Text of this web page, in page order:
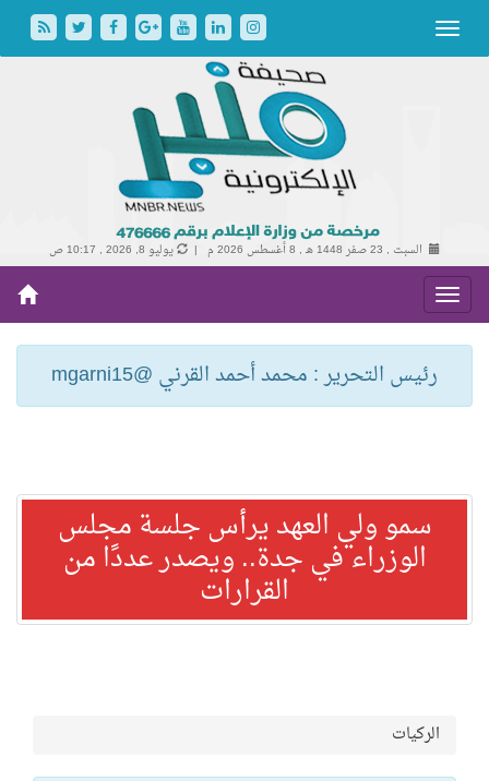
السبت , 23 صفر 1448 هـ , 8 أغسطس 2026 م | يوليو 8, 2026 , 10:17 ص
رئيس التحرير : محمد أحمد القرني @mgarni15
سمو ولي العهد يرأس جلسة مجلس
الوزراء في جدة.. ويصدر عددًا من
القرارات
الركيات